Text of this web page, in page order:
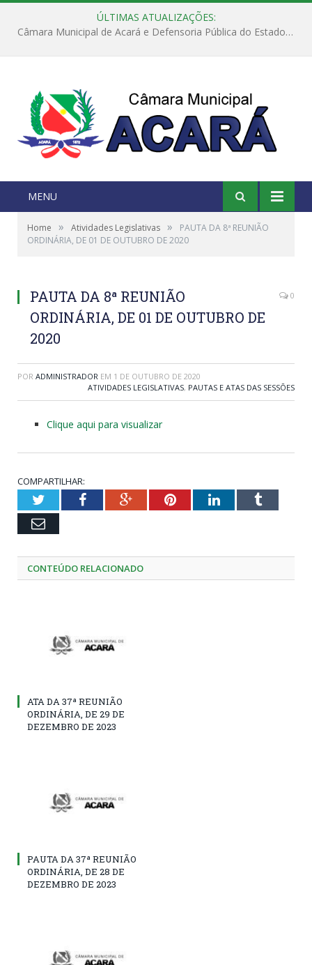
ÚLTIMAS ATUALIZAÇÕES:
Câmara Municipal de Acará e Defensoria Pública do Estado, promovem Ação Balcão de Direitos
MENU
Home » Atividades Legislativas »
PAUTA DA 8ª REUNIÃO
ORDINÁRIA, DE 01 DE OUTUBRO DE 2020
PAUTA DA 8ª REUNIÃO
ORDINÁRIA, DE 01 DE OUTUBRO DE
2020
0
POR ADMINISTRADOR EM 1 DE OUTUBRO DE 2020
ATIVIDADES LEGISLATIVAS, PAUTAS E ATAS DAS SESSÕES
Clique aqui para visualizar
COMPARTILHAR:
TwitterFacebookGoogle+PinterestLinkedInTumblr
Email
CONTEÚDO RELACIONADO
ATA DA 37ª REUNIÃO
ORDINÁRIA, DE 29 DE
DEZEMBRO DE 2023
PAUTA DA 37ª REUNIÃO
ORDINÁRIA, DE 28 DE
DEZEMBRO DE 2023